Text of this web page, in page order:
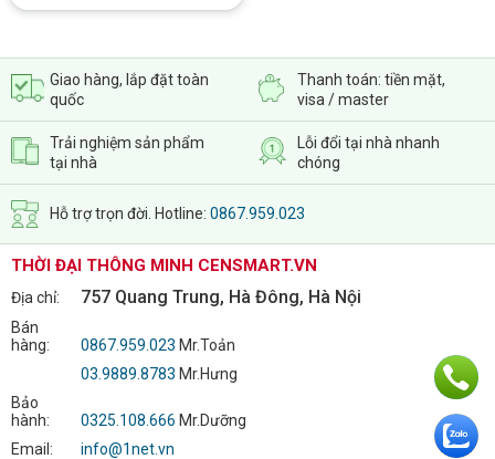
Thân khóa tự động hoàn toàn
Khác với các sản phẩm khóa cửa thông minh cơ bản hiện nay,
Kadol K9 Pro sở hữu thân khóa tự động hoàn toàn. Mỗi khi
bạn khép cửa hệ thống chốt khóa sẽ tự động nhả ra sau vài
giây để cửa được đóng chắc chắn. Đây là cải tiến mới ở các
sản phẩm khóa cửa cao cấp giúp người dùng yên tâm hơn khi
sử dụng và đặc biệt không còn lo lắng việc mình hay quên
Giao hàng, lắp đặt toàn
quốc
Thanh toán: tiền mặt,
visa / master
Trải nghiệm sản phẩm
tại nhà
Lỗi đổi tại nhà nhanh
chóng
Hỗ trợ trọn đời. Hotline: 0867.959.023
THỜI ĐẠI THÔNG MINH CENSMART.VN
Địa chỉ: 757 Quang Trung, Hà Đông, Hà Nội
Bán
hàng:
0867.959.023 Mr.Toản
03.9889.8783 Mr.Hưng
Bảo
hành:
0325.108.666 Mr.Dưỡng
Email:
info@1net.vn